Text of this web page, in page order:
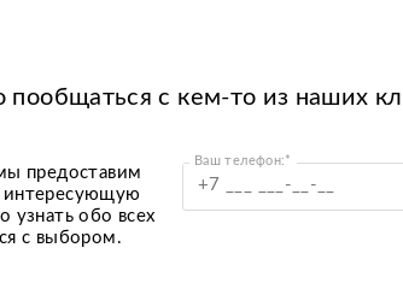
пообщаться с кем-то из наших
предоставим
интересующую
узнать обо всех
с выбором.
Ваш телефон:*